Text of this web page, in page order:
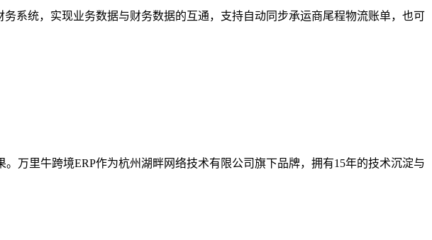
系统，实现业务数据与财务数据的互通，支持自动同步承运商尾程物流账单，也可
万里牛跨境ERP作为杭州湖畔网络技术有限公司旗下品牌，拥有15年的技术沉淀与